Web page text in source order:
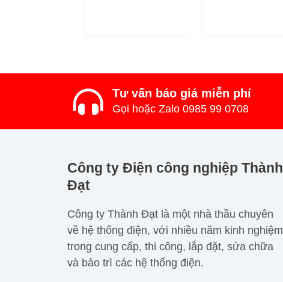
Tư vấn báo giá miễn phí
Gọi hoặc Zalo 0985 99 0708
Công ty Điện công nghiệp Thành
Đạt
Công ty Thành Đạt là một nhà thầu chuyên
về hệ thống điện, với nhiều năm kinh nghiệm
trong cung cấp, thi công, lắp đặt, sửa chữa
và bảo trì các hệ thống điện.